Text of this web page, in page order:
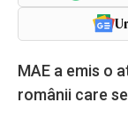
MAE a emis o
românii care